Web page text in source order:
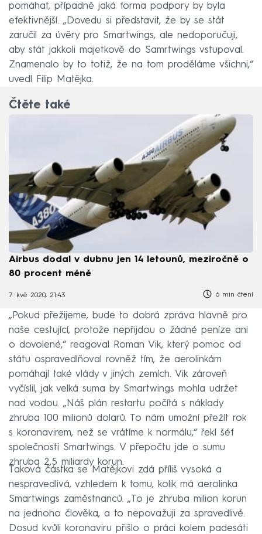
pomáhat, případně jaká forma podpory by byla
efektivnější. „Dovedu si představit, že by se stát
zaručil za úvěry pro Smartwings, ale nedoporučuji,
aby stát jakkoli majetkově do Samrtwings vstupoval.
Znamenalo by to totiž, že na tom proděláme všichni,“
uvedl Filip Matějka.
Čtěte také
Airbus dodal v dubnu jen 14 letounů, meziročně o
80 procent méně
7. kvě 2020, 21:43 6 min čtení
„Pokud přežijeme, bude to dobrá zpráva hlavně pro
naše cestující, protože nepřijdou o žádné peníze ani
o dovolené,“ reagoval Roman Vik, který pomoc od
státu ospravedlňoval rovněž tím, že aerolinkám
pomáhají také vlády v jiných zemích. Vik zároveň
vyčíslil, jak velká suma by Smartwings mohla udržet
nad vodou. „Náš plán restartu počítá s náklady
zhruba 100 milionů dolarů. To nám umožní přežít rok
s koronavirem, než se vrátíme k normálu,“ řekl šéf
společnosti Smartwings. V přepočtu jde o sumu
zhruba 2,5 miliardy korun.
Taková částka se Matějkovi zdá příliš vysoká a
nespravedlivá, vzhledem k tomu, kolik má aerolinka
Smartwings zaměstnanců. „To je zhruba milion korun
na jednoho člověka, a to nepovažuji za spravedlivé.
Dosud kvůli koronaviru přišlo o práci kolem padesáti